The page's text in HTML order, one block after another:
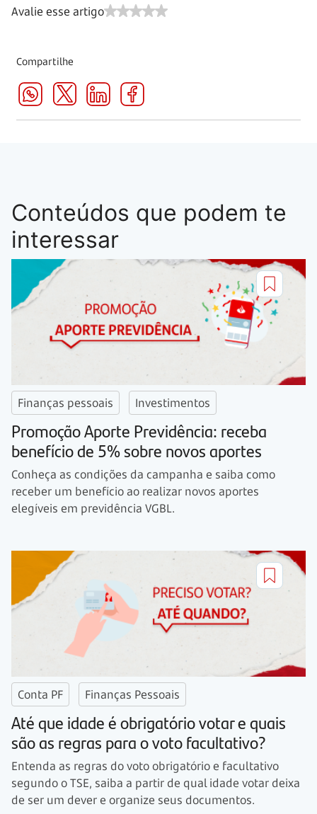
Avalie esse artigo
Compartilhe
Conteúdos que podem te
interessar
Finanças pessoais Investimentos
Promoção Aporte Previdência: receba
benefício de 5% sobre novos aportes
Conheça as condições da campanha e saiba como
receber um benefício ao realizar novos aportes
elegíveis em previdência VGBL.
Conta PF Finanças Pessoais
Até que idade é obrigatório votar e quais
são as regras para o voto facultativo?
Entenda as regras do voto obrigatório e facultativo
segundo o TSE, saiba a partir de qual idade votar deixa
de ser um dever e organize seus documentos.